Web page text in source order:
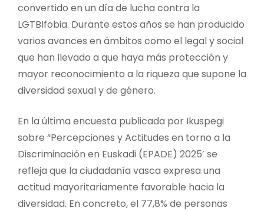
convertido en un día de lucha contra la
LGTBIfobia. Durante estos años se han producido
varios avances en ámbitos como el legal y social
que han llevado a que haya más protección y
mayor reconocimiento a la riqueza que supone la
diversidad sexual y de género.
En la última encuesta publicada por Ikuspegi
sobre “Percepciones y Actitudes en torno a la
Discriminación en Euskadi (EPADE) 2025’ se
refleja que la ciudadanía vasca expresa una
actitud mayoritariamente favorable hacia la
diversidad. En concreto, el 77,8% de personas